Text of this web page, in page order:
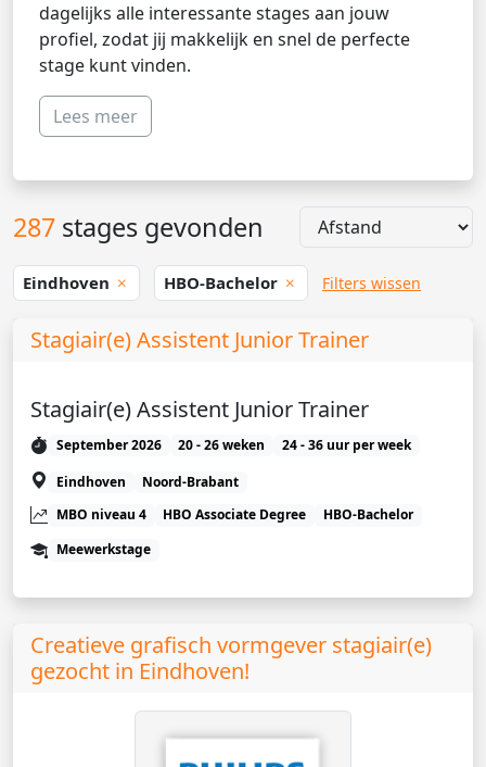
dagelijks alle interessante stages aan jouw
profiel, zodat jij makkelijk en snel de perfecte
stage kunt vinden.
Lees meer
287 stages gevonden
Eindhoven HBO-Bachelor Filters wissen
Stagiair(e) Assistent Junior Trainer
Stagiair(e) Assistent Junior Trainer
September 2026 20 - 26 weken
24 - 36 uur per week
Eindhoven
Noord-Brabant
MBO niveau 4
HBO Associate Degree
HBO-Bachelor
Meewerkstage
Creatieve grafisch vormgever stagiair(e)
gezocht in Eindhoven!